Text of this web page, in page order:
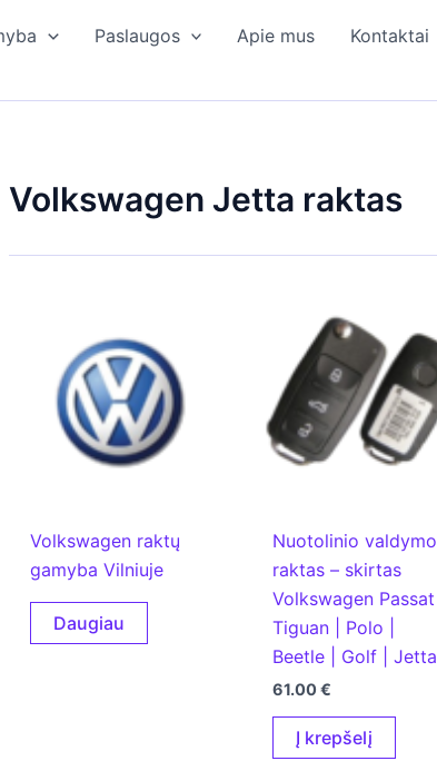
Paslaugos Apie mus
Kontaktai
Volkswagen Jetta raktas
Volkswagen raktų
gamyba Vilniuje
Daugiau
Nuotolinio valdymo
raktas – skirtas
Volkswagen Passat |
Tiguan | Polo |
Beetle | Golf | Jetta
61.00€
Į krepšelį